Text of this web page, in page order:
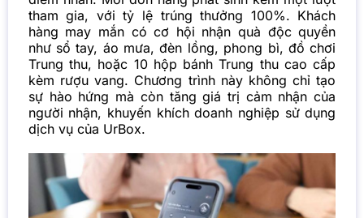
tham gia, với tỷ lệ trúng thưởng 100%. Khách
hàng may mắn có cơ hội nhận quà độc quyền
như sổ tay, áo mưa, đèn lồng, phong bì, đồ chơi
Trung thu, hoặc 10 hộp bánh Trung thu cao cấp
kèm rượu vang. Chương trình này không chỉ tạo
sự hào hứng mà còn tăng giá trị cảm nhận của
người nhận, khuyến khích doanh nghiệp sử dụng
dịch vụ của UrBox.